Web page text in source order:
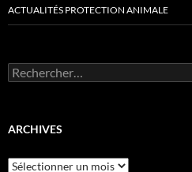
ACTUALITÉS PROTECTION ANIMALE
Rechercher :
ARCHIVES
Archives